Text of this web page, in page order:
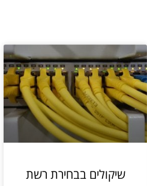
שיקולים בבחירת רשת